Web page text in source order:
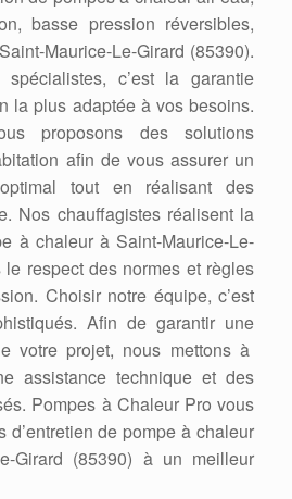
basse pression réversibles,
Maurice-Le-Girard (85390).
c’est la garantie
la plus adaptée à vos besoins.
proposons des solutions
afin de vous assurer un
tout en réalisant des
Nos chauffagistes réalisent la
à chaleur à Saint-Maurice-Le-
respect des normes et règles
Choisir notre équipe, c’est
Afin de garantir une
votre projet, nous mettons à
assistance technique et des
Pompes à Chaleur Pro vous
d’entretien de pompe à chaleur
Girard (85390) à un meilleur